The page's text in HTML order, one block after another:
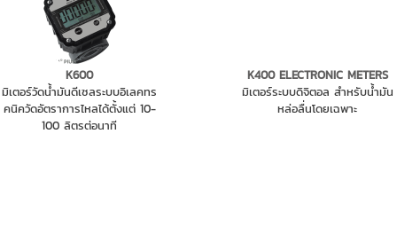
K600
มิเตอร์วัดน้ำมันดีเซลระบบอิเลคทร
คนิควัดอัตราการไหลได้ตั้งแต่ 10-
100 ลิตรต่อนาที
K400 ELECTRONIC METERS
มิเตอร์ระบบดิจิตอล สำหรับน้ำมัน
หล่อลื่นโดยเฉพาะ